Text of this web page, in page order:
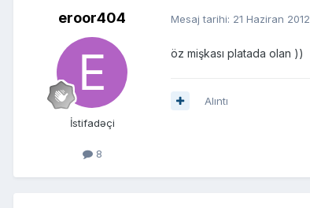
eroor404
İstifadəçi
8
Mesaj tarihi: 21 Haziran 2012
öz mişkası platada olan ))
Alıntı